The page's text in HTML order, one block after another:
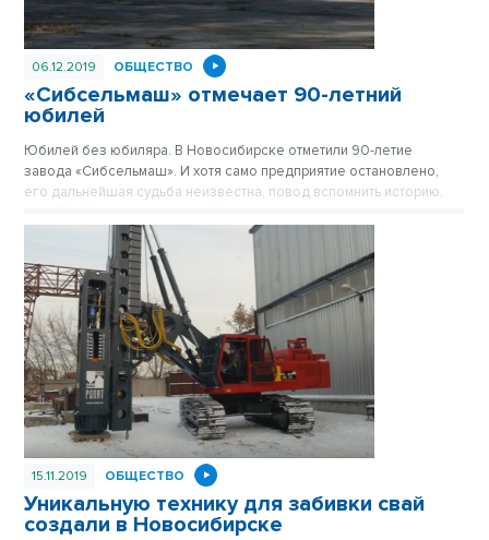
06.12.2019 ОБЩЕСТВО
«Сибсельмаш» отмечает 90-летний
юбилей
Юбилей без юбиляра. В Новосибирске отметили 90-летие
завода «Сибсельмаш». И хотя само предприятие остановлено,
его дальнейшая судьба неизвестна, повод вспомнить историю,
15.11.2019 ОБЩЕСТВО
Уникальную технику для забивки свай
создали в Новосибирске